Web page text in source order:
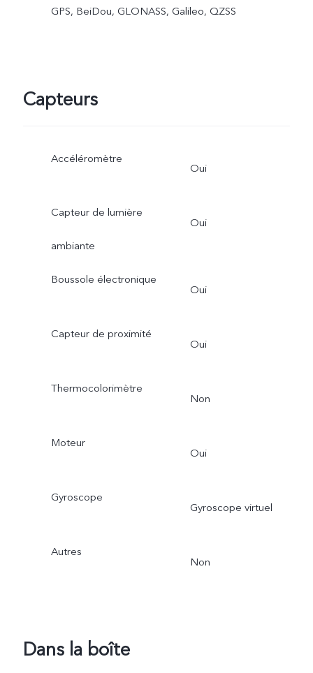
GPS, BeiDou, GLONASS, Galileo, QZSS
Capteurs
Accéléromètre
Oui
Capteur de lumière
ambiante
Oui
Boussole électronique
Oui
Capteur de proximité
Oui
Thermocolorimètre
Non
Moteur
Oui
Gyroscope
Gyroscope virtuel
Autres
Non
Dans la boîte